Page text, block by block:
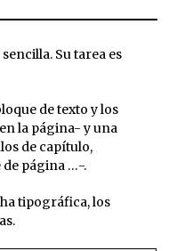
Su tarea es
de texto y los
la página- y una
de capítulo,
de página …-.
tipográfica, los